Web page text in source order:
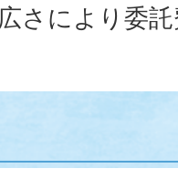
さにより委